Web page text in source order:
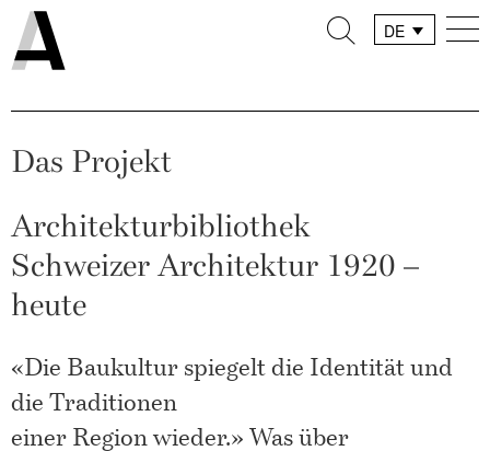
DE
Das Projekt
Architekturbibliothek
Schweizer Architektur 1920 –
heute
«Die Baukultur spiegelt die Identität und
die Traditionen
einer Region wieder.» Was über